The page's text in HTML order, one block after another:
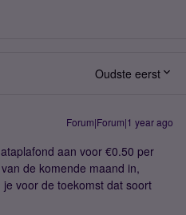
Oudste eerst
Forum|Forum|1 year ago
aan voor €0.50 per
de komende maand in,
voor de toekomst dat soort